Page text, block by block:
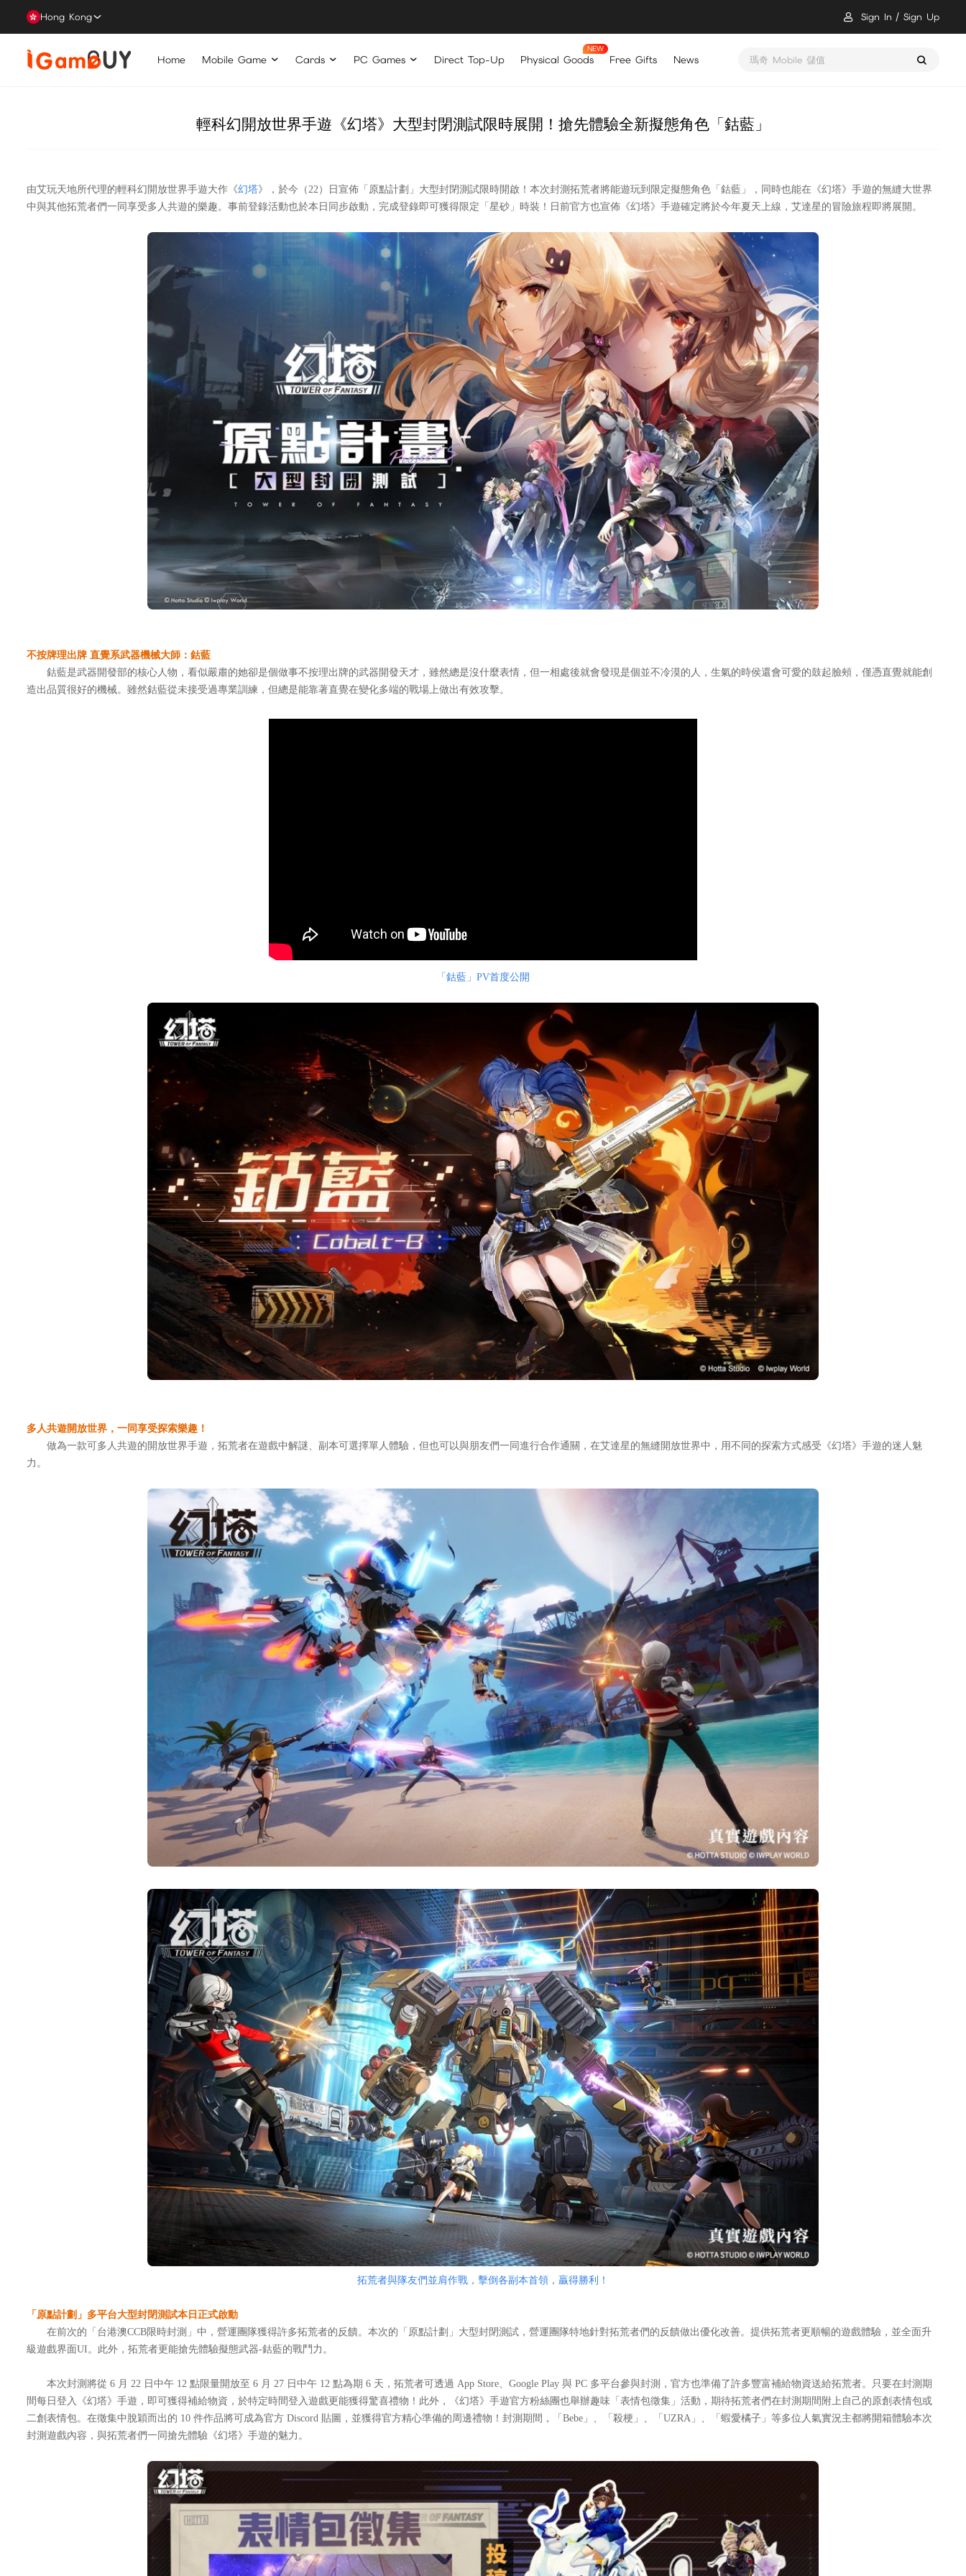
Hong Kong Sign In Sign Up
Home Mobile Game Cards PC Games Direct Top-Up Physical Goods Free Gifts News 醫起救世界 鼠裡逃生 儲值
輕科幻開放世界手遊《幻塔》大型封閉測試限時展開！搶先體驗全新擬態角色「鈷藍」
由艾玩天地所代理的輕科幻開放世界手遊大作《幻塔》，於今（22）日宣佈「原點計劃」大型封閉測試限時開啟！本次封測拓荒者將能遊玩到限定擬態角色「鈷藍」，同時也能在《幻塔》手遊的無縫大世界
中與其他拓荒者們一同享受多人共遊的樂趣。事前登錄活動也於本日同步啟動，完成登錄即可獲得限定「星砂」時裝！日前官方也宣佈《幻塔》手遊確定將於今年夏天上線，艾達星的冒險旅程即將展開。
不按牌理出牌 直覺系武器機械大師：鈷藍
鈷藍是武器開發部的核心人物，看似嚴肅的她卻是個做事不按理出牌的武器開發天才，雖然總是沒什麼表情，但一相處後就會發現是個並不冷漠的人，生氣的時侯還會可愛的鼓起臉頰，僅憑直覺就能創
造出品質很好的機械。雖然鈷藍從未接受過專業訓練，但總是能靠著直覺在變化多端的戰場上做出有效攻擊。
「鈷藍」PV首度公開
多人共遊開放世界，一同享受探索樂趣！
做為一款可多人共遊的開放世界手遊，拓荒者在遊戲中解謎、副本可選擇單人體驗，但也可以與朋友們一同進行合作通關，在艾達星的無縫開放世界中，用不同的探索方式感受《幻塔》手遊的迷人魅
力。
拓荒者與隊友們並肩作戰，擊倒各副本首領，贏得勝利！
「原點計劃」多平台大型封閉測試本日正式啟動
在前次的「台港澳CCB限時封測」中，營運團隊獲得許多拓荒者的反饋。本次的「原點計劃」大型封閉測試，營運團隊特地針對拓荒者們的反饋做出優化改善。提供拓荒者更順暢的遊戲體驗，並全面升
級遊戲界面UI。此外，拓荒者更能搶先體驗擬態武器-鈷藍的戰鬥力。
本次封測將從 6 月 22 日中午 12 點限量開放至 6 月 27 日中午 12 點為期 6 天，拓荒者可透過 App Store、Google Play 與 PC 多平台參與封測，官方也準備了許多豐富補給物資送給拓荒者。只要在封測期
間每日登入《幻塔》手遊，即可獲得補給物資，於特定時間登入遊戲更能獲得驚喜禮物！此外，《幻塔》手遊官方粉絲團也舉辦趣味「表情包徵集」活動，期待拓荒者們在封測期間附上自己的原創表情包或
二創表情包。在徵集中脫穎而出的 10 件作品將可成為官方 Discord 貼圖，並獲得官方精心準備的周邊禮物！封測期間，「Bebe」、「殺梗」、「UZRA」、「蝦愛橘子」等多位人氣實況主都將開箱體驗本次
封測遊戲內容，與拓荒者們一同搶先體驗《幻塔》手遊的魅力。